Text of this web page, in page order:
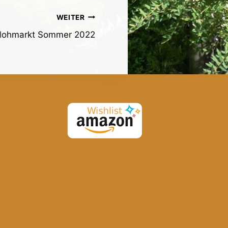
WEITER
Sommer 2022